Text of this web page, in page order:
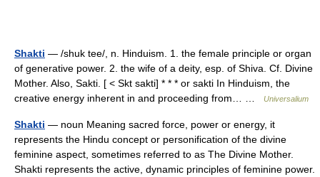
Shakti — /shuk tee/, n. Hinduism. 1. the female principle or organ
of generative power. 2. the wife of a deity, esp. of Shiva. Cf. Divine
Mother. Also, Sakti. [ < Skt sakti] * * * or sakti In Hinduism, the
creative energy inherent in and proceeding from… …
Universalium
Shakti — noun Meaning sacred force, power or energy, it
represents the Hindu concept or personification of the divine
feminine aspect, sometimes referred to as The Divine Mother.
Shakti represents the active, dynamic principles of feminine power.